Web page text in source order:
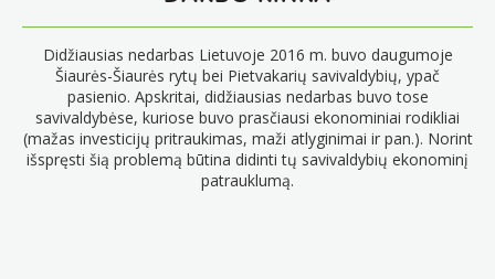
Didžiausias nedarbas Lietuvoje 2016 m. buvo daugumoje
Šiaurės-Šiaurės rytų bei Pietvakarių savivaldybių, ypač
pasienio. Apskritai, didžiausias nedarbas buvo tose
savivaldybėse, kuriose buvo prasčiausi ekonominiai rodikliai
(mažas investicijų pritraukimas, maži atlyginimai ir pan.). Norint
išspręsti šią problemą būtina didinti tų savivaldybių ekonominį
patrauklumą.